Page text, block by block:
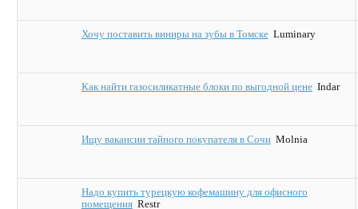
Хочу поставить виниры на зубы в Томске Luminary
Как найти газосиликатные блоки по выгодной цене Indar
Ищу вакансии тайного покупателя в Сочи Molnia
Надо купить турецкую кофемашину для офисного
помещения Restr